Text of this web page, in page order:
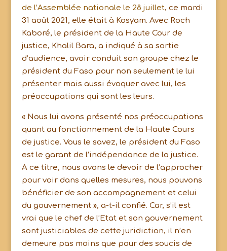
de l’Assemblée nationale le 28 juillet, ce mardi
31 août 2021, elle était à Kosyam. Avec Roch
Kaboré, le président de la Haute Cour de
justice, Khalil Bara, a indiqué à sa sortie
d’audience, avoir conduit son groupe chez le
président du Faso pour non seulement le lui
présenter mais aussi évoquer avec lui, les
préoccupations qui sont les leurs.
« Nous lui avons présenté nos préoccupations
quant au fonctionnement de la Haute Cours
de justice. Vous le savez, le président du Faso
est le garant de l’indépendance de la justice.
A ce titre, nous avons le devoir de l’approcher
pour voir dans quelles mesures, nous pouvons
bénéficier de son accompagnement et celui
du gouvernement », a-t-il confié. Car, s’il est
vrai que le chef de l’Etat et son gouvernement
sont justiciables de cette juridiction, il n’en
demeure pas moins que pour des soucis de